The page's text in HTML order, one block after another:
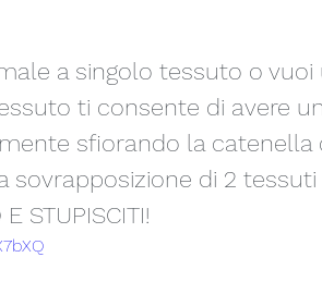
Arte e Design Tende d'artista
Cucine e BBQ
a singolo tessuto o
ti consente di avere
sfiorando la
sovrapposizione di 2
STUPISCITI!